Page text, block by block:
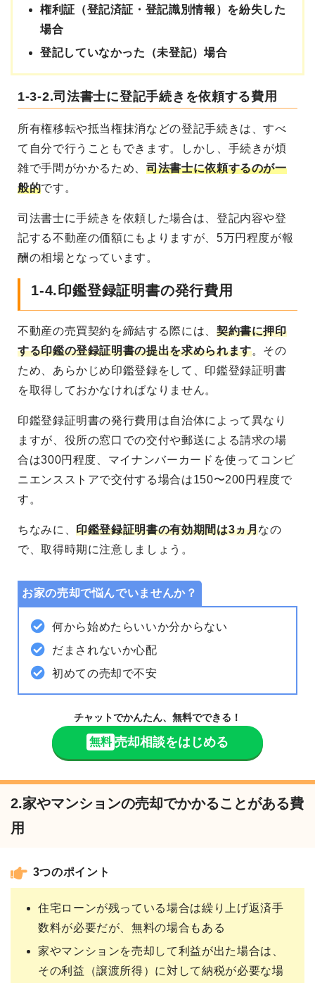
権利証（登記済証・登記識別情報）を紛失した
場合
登記していなかった（未登記）場合
1-3-2.司法書士に登記手続きを依頼する費用
所有権移転や抵当権抹消などの登記手続きは、すべ
て自分で行うこともできます。しかし、手続きが煩
雑で手間がかかるため、司法書士に依頼するのが一
般的です。
司法書士に手続きを依頼した場合は、登記内容や登
記する不動産の価額にもよりますが、5万円程度が報
酬の相場となっています。
1-4.印鑑登録証明書の発行費用
不動産の売買契約を締結する際には、 契約書に押印
する印鑑の登録証明書の提出を求められます。その
ため、あらかじめ印鑑登録をして、印鑑登録証明書
を取得しておかなければなりません。
印鑑登録証明書の発行費用は自治体によって異なり
ますが、役所の窓口での交付や郵送による請求の場
合は300円程度、マイナンバーカードを使ってコンビ
ニエンスストアで交付する場合は150〜200円程度で
す。
ちなみに、印鑑登録証明書の有効期間は3ヵ月なの
で、取得時期に注意しましょう。
お家の売却で悩んでいませんか？
何から始めたらいいか分からない
だまされないか心配
初めての売却で不安
チャットでかんたん、無料でできる！
無料 売却相談をはじめる
2.家やマンションの売却でかかることがある費
用
3つのポイント
住宅ローンが残っている場合は繰り上げ返済手
数料が必要だが、無料の場合もある
家やマンションを売却して利益が出た場合は、
その利益（譲渡所得）に対して納税が必要な場